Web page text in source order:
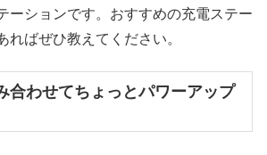
ーションです。おすすめの充電ステー
ればぜひ教えてください。
合わせてちょっとパワーアップ